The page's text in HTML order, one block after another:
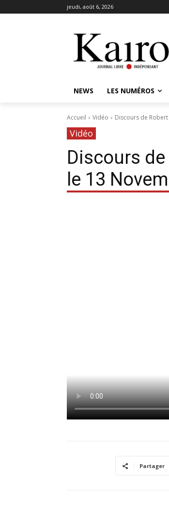
jeudi, août 6, 2026
NEWS LES NUMÉROS
Accueil Vidéo Discours de Robert
Vidéo
Discours
le 13
Partager